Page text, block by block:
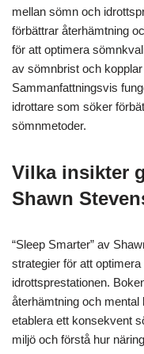
mellan sömn och
förbättrar återhämtning
för att optimera
av sömnbrist och
Sammanfattningsvis
idrottare som söker
sömnmetoder.
Vilka insikter
Shawn
“Sleep Smarter” av
strategier för att
idrottsprestationen.
återhämtning och
etablera ett konsekvent
miljö och förstå hur